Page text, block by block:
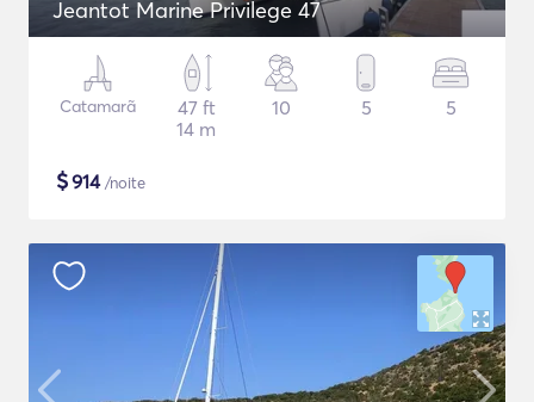
Jeantot Marine Privilege 47
Catamarã
47 ft
14 m
10 5 5
$914/noite